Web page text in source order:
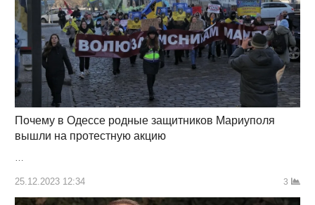
Почему в Одессе родные защитников Мариуполя
вышли на протестную акцию
25.12.2023 12:34 3